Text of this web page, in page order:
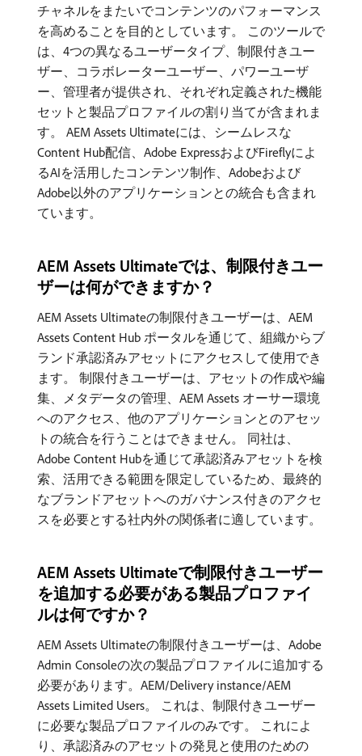
チャネルをまたいでコンテンツのパフォーマンス
を高めることを目的としています。 このツールで
は、4つの異なるユーザータイプ、制限付きユー
ザー、コラボレーターユーザー、パワーユーザ
ー、管理者が提供され、それぞれ定義された機能
セットと製品プロファイルの割り当てが含まれま
す。 AEM Assets Ultimateには、シームレスな
Content Hub配信、Adobe ExpressおよびFireflyによ
るAIを活用したコンテンツ制作、Adobeおよび
Adobe以外のアプリケーションとの統合も含まれ
ています。
AEM Assets Ultimateでは、制限付きユー
ザーは何ができますか？
AEM Assets Ultimateの制限付きユーザーは、AEM
Assets Content Hub ポータルを通じて、組織からブ
ランド承認済みアセットにアクセスして使用でき
ます。 制限付きユーザーは、アセットの作成や編
集、メタデータの管理、AEM Assets オーサー環境
へのアクセス、他のアプリケーションとのアセッ
トの統合を行うことはできません。 同社は、
Adobe Content Hubを通じて承認済みアセットを検
索、活用できる範囲を限定しているため、最終的
なブランドアセットへのガバナンス付きのアクセ
スを必要とする社内外の関係者に適しています。
AEM Assets Ultimateで制限付きユーザー
を追加する必要がある製品プロファイ
ルは何ですか？
AEM Assets Ultimateの制限付きユーザーは、Adobe
Admin Consoleの次の製品プロファイルに追加する
必要があります。AEM/Delivery instance/AEM
Assets Limited Users。 これは、制限付きユーザー
に必要な製品プロファイルのみです。 これによ
り、承認済みのアセットの発見と使用のための